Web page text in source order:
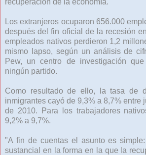
recuperación de la economía.
Los extranjeros ocuparon 656.000
después del fin oficial de la recesión
empleados nativos perdieron 1,2
mismo lapso, según un análisis de
Pew, un centro de investigación
ningún partido.
Como resultado de ello, la tasa de
inmigrantes cayó de 9,3% a 8,7% entre
de 2010. Para los trabajadores
9,2% a 9,7%.
"A fin de cuentas el asunto es
sustancial en la forma en la que la